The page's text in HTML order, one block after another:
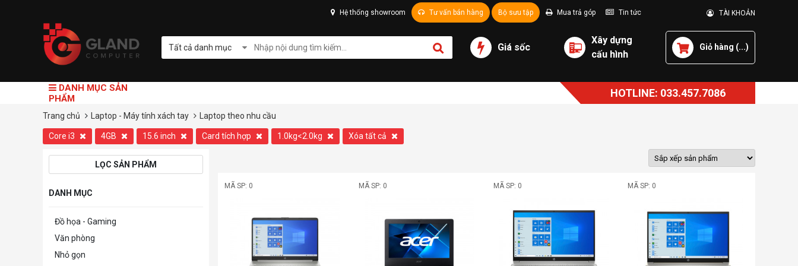
Hệ thống showroom Tư vấn bán hàng Bộ sưu tập Mua trả góp Tin tức TÀI KHOẢN
Tất cả danh mục Giá sốc
Xây dựng
cấu hình
Giỏ hàng (...)
DANH MỤC SẢN
PHẨM
HOTLINE: 033.457.7086
Trang chủ Laptop - Máy tính xách tay Laptop theo nhu cầu
Core i3 4GB 15.6 inch Card tích hợp 1.0kg<2.0kg Xóa tất cả
LỌC SẢN PHẨM
DANH MỤC
Đồ họa - Gaming
Văn phòng
Nhỏ gọn
MÃ SP: 0 MÃ SP: 0 MÃ SP: 0 MÃ SP: 0